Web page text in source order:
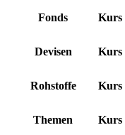
Fonds Kurs
Devisen Kurs
Rohstoffe Kurs
Themen Kurs